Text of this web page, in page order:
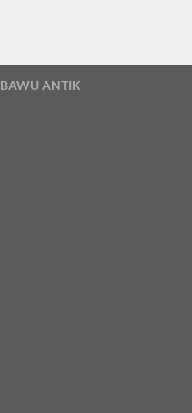
BAWU ANTIK